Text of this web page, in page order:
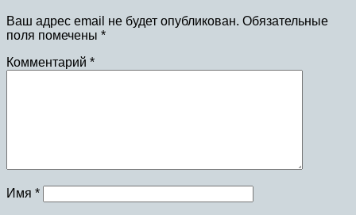
Ваш адрес email не будет опубликован. Обязательные
поля помечены *
Комментарий *
Имя *